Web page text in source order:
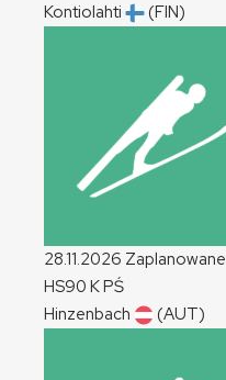
Kontiolahti
(FIN)
28.11.2026 Zaplanowane
HS90 KPŚ
Hinzenbach
(AUT)